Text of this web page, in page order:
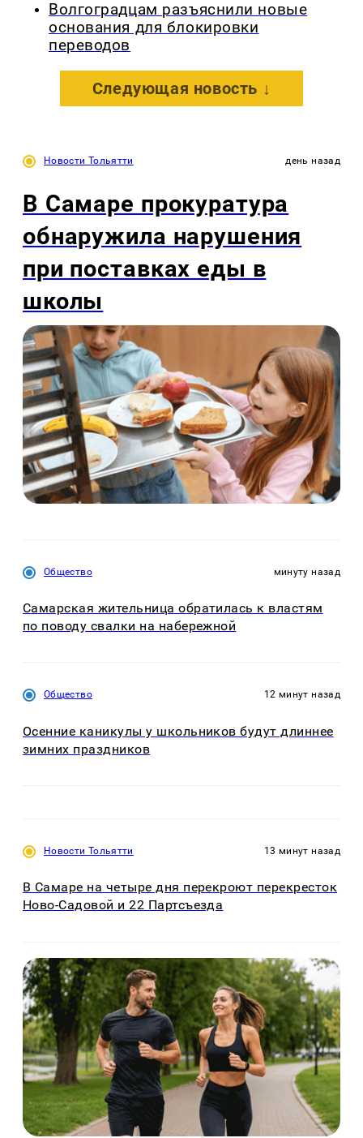
Волгоградцам разъяснили новые
основания для блокировки
переводов
Следующая новость ↓
Новости Тольятти день назад
В Самаре прокуратура
обнаружила нарушения
при поставках еды в
школы
Общество минуту назад
Самарская жительница обратилась к властям
по поводу свалки на набережной
Общество 12 минут назад
Осенние каникулы у школьников будут длиннее
зимних праздников
Новости Тольятти 13 минут назад
В Самаре на четыре дня перекроют перекресток
Ново-Садовой и 22 Партсъезда